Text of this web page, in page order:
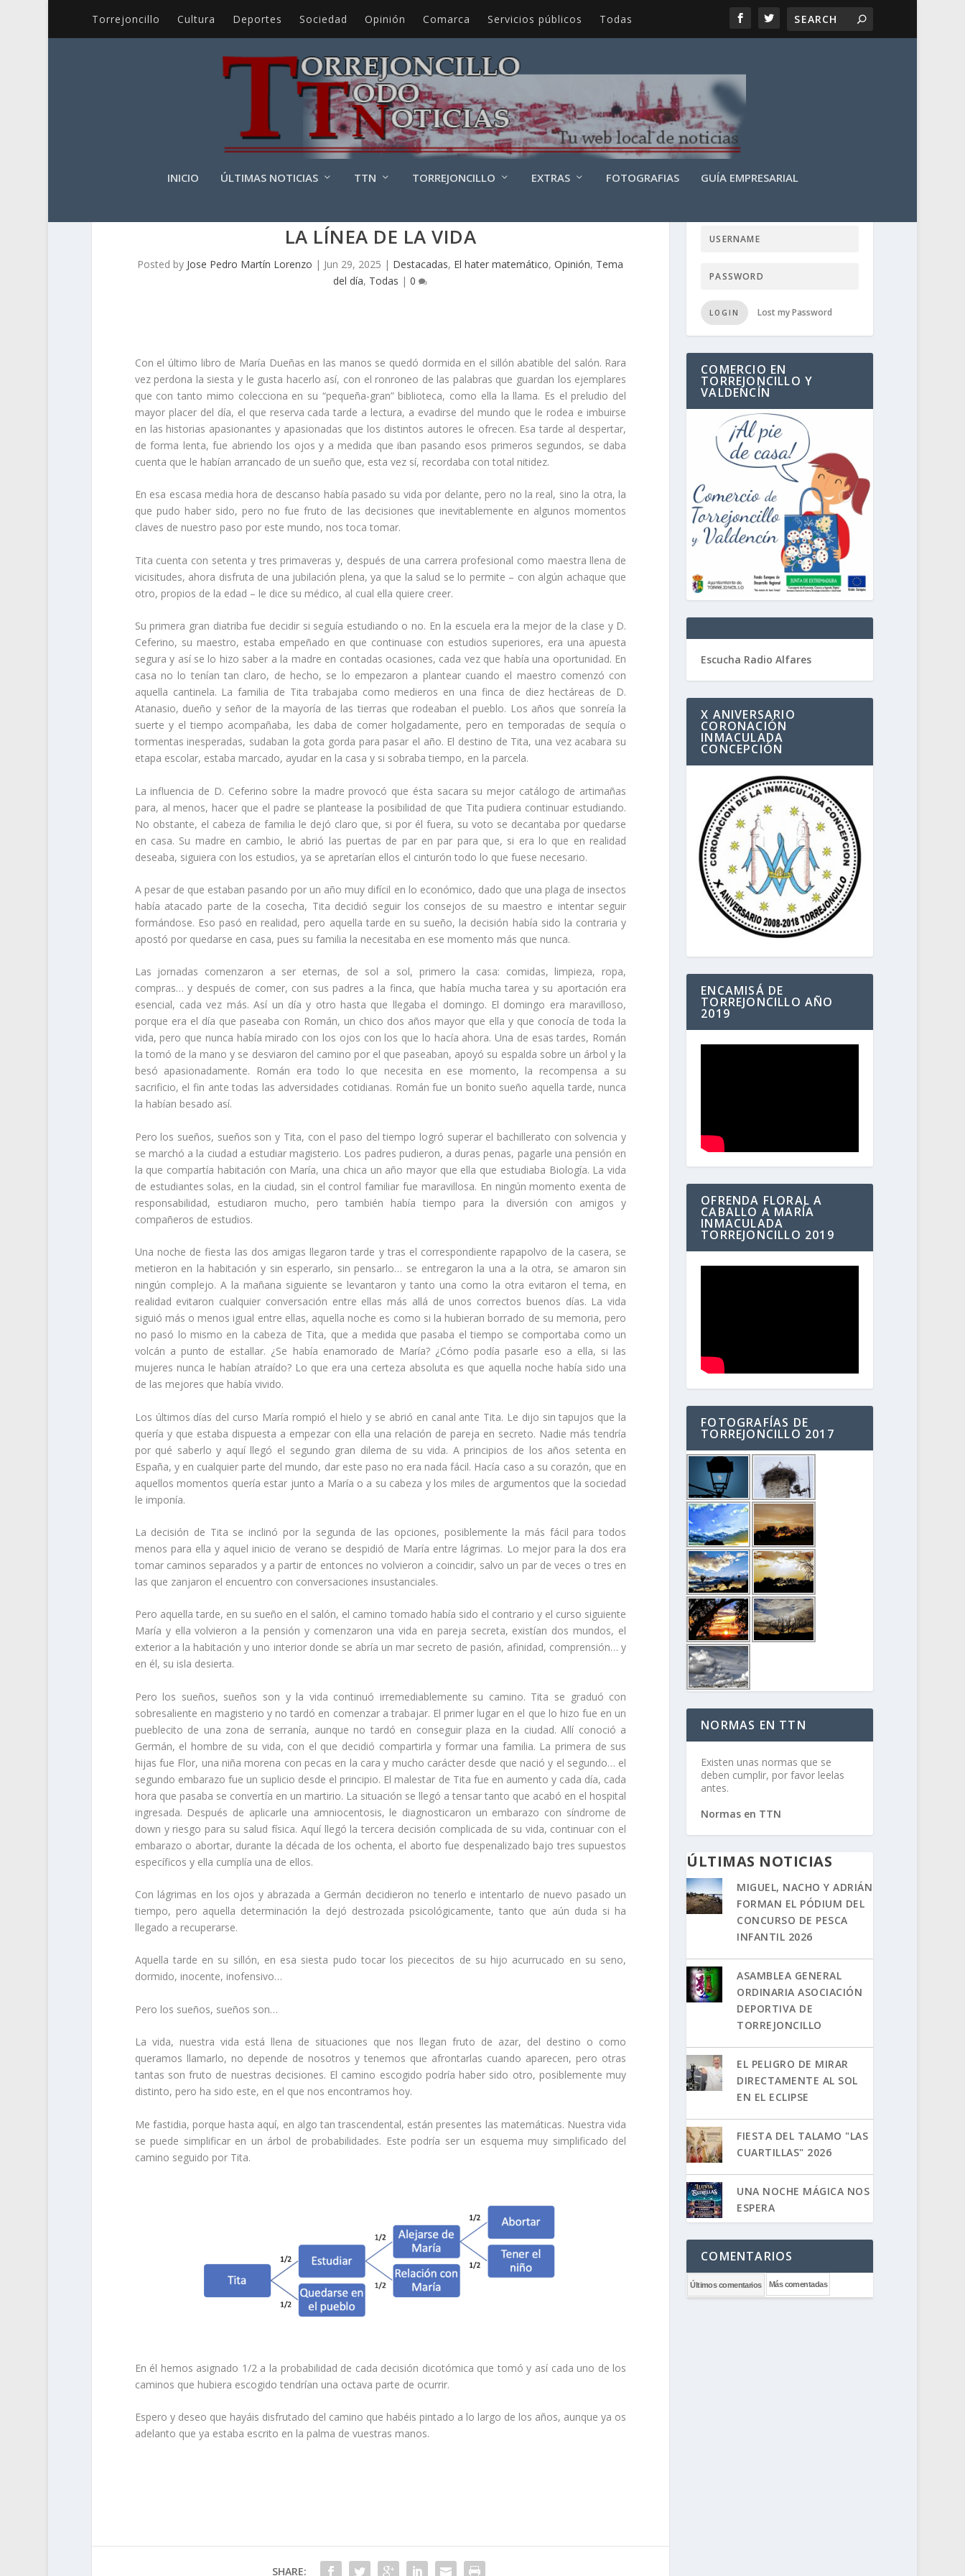
Torrejoncillo Cultura Deportes Sociedad Opinión Comarca Servicios públicos Todas
INICIO ÚLTIMAS NOTICIAS TTN TORREJONCILLO EXTRAS FOTOGRAFIAS GUÍA EMPRESARIAL
LA LÍNEA DE LA VIDA
Posted by Jose Pedro Martín Lorenzo | Jun 29, 2025 | Destacadas, El hater matemático,Opinión, Tema
del día, Todas |0
Con el último libro de María Dueñas en las manos se quedó dormida en el sillón abatible del salón. Rara
vez perdona la siesta y le gusta hacerlo así, con el ronroneo de las palabras que guardan los ejemplares
que con tanto mimo colecciona en su “pequeña-gran” biblioteca, como ella la llama. Es el preludio del
mayor placer del día, el que reserva cada tarde a lectura, a evadirse del mundo que le rodea e imbuirse
en las historias apasionantes y apasionadas que los distintos autores le ofrecen. Esa tarde al despertar,
de forma lenta, fue abriendo los ojos y a medida que iban pasando esos primeros segundos, se daba
cuenta que le habían arrancado de un sueño que, esta vez sí, recordaba con total nitidez.
En esa escasa media hora de descanso había pasado su vida por delante, pero no la real, sino la otra, la
que pudo haber sido, pero no fue fruto de las decisiones que inevitablemente en algunos momentos
claves de nuestro paso por este mundo, nos toca tomar.
Tita cuenta con setenta y tres primaveras y, después de una carrera profesional como maestra llena de
vicisitudes, ahora disfruta de una jubilación plena, ya que la salud se lo permite – con algún achaque que
otro, propios de la edad – le dice su médico, al cual ella quiere creer.
Su primera gran diatriba fue decidir si seguía estudiando o no. En la escuela era la mejor de la clase y D.
Ceferino, su maestro, estaba empeñado en que continuase con estudios superiores, era una apuesta
segura y así se lo hizo saber a la madre en contadas ocasiones, cada vez que había una oportunidad. En
casa no lo tenían tan claro, de hecho, se lo empezaron a plantear cuando el maestro comenzó con
aquella cantinela. La familia de Tita trabajaba como medieros en una finca de diez hectáreas de D.
Atanasio, dueño y señor de la mayoría de las tierras que rodeaban el pueblo. Los años que sonreía la
suerte y el tiempo acompañaba, les daba de comer holgadamente, pero en temporadas de sequía o
tormentas inesperadas, sudaban la gota gorda para pasar el año. El destino de Tita, una vez acabara su
etapa escolar, estaba marcado, ayudar en la casa y si sobraba tiempo, en la parcela.
La influencia de D. Ceferino sobre la madre provocó que ésta sacara su mejor catálogo de artimañas
para, al menos, hacer que el padre se plantease la posibilidad de que Tita pudiera continuar estudiando.
No obstante, el cabeza de familia le dejó claro que, si por él fuera, su voto se decantaba por quedarse
en casa. Su madre en cambio, le abrió las puertas de par en par para que, si era lo que en realidad
deseaba, siguiera con los estudios, ya se apretarían ellos el cinturón todo lo que fuese necesario.
A pesar de que estaban pasando por un año muy difícil en lo económico, dado que una plaga de insectos
había atacado parte de la cosecha, Tita decidió seguir los consejos de su maestro e intentar seguir
formándose. Eso pasó en realidad, pero aquella tarde en su sueño, la decisión había sido la contraria y
apostó por quedarse en casa, pues su familia la necesitaba en ese momento más que nunca.
Las jornadas comenzaron a ser eternas, de sol a sol, primero la casa: comidas, limpieza, ropa,
compras… y después de comer, con sus padres a la finca, que había mucha tarea y su aportación era
esencial, cada vez más. Así un día y otro hasta que llegaba el domingo. El domingo era maravilloso,
porque era el día que paseaba con Román, un chico dos años mayor que ella y que conocía de toda la
vida, pero que nunca había mirado con los ojos con los que lo hacía ahora. Una de esas tardes, Román
la tomó de la mano y se desviaron del camino por el que paseaban, apoyó su espalda sobre un árbol y la
besó apasionadamente. Román era todo lo que necesita en ese momento, la recompensa a su
sacrificio, el fin ante todas las adversidades cotidianas. Román fue un bonito sueño aquella tarde, nunca
la habían besado así.
Pero los sueños, sueños son y Tita, con el paso del tiempo logró superar el bachillerato con solvencia y
se marchó a la ciudad a estudiar magisterio. Los padres pudieron, a duras penas, pagarle una pensión en
la que compartía habitación con María, una chica un año mayor que ella que estudiaba Biología. La vida
de estudiantes solas, en la ciudad, sin el control familiar fue maravillosa. En ningún momento exenta de
responsabilidad, estudiaron mucho, pero también había tiempo para la diversión con amigos y
compañeros de estudios.
Una noche de fiesta las dos amigas llegaron tarde y tras el correspondiente rapapolvo de la casera, se
metieron en la habitación y sin esperarlo, sin pensarlo… se entregaron la una a la otra, se amaron sin
ningún complejo. A la mañana siguiente se levantaron y tanto una como la otra evitaron el tema, en
realidad evitaron cualquier conversación entre ellas más allá de unos correctos buenos días. La vida
siguió más o menos igual entre ellas, aquella noche es como si la hubieran borrado de su memoria, pero
no pasó lo mismo en la cabeza de Tita, que a medida que pasaba el tiempo se comportaba como un
volcán a punto de estallar. ¿Se había enamorado de María? ¿Cómo podía pasarle eso a ella, si las
mujeres nunca le habían atraído? Lo que era una certeza absoluta es que aquella noche había sido una
de las mejores que había vivido.
Los últimos días del curso María rompió el hielo y se abrió en canal ante Tita. Le dijo sin tapujos que la
quería y que estaba dispuesta a empezar con ella una relación de pareja en secreto. Nadie más tendría
por qué saberlo y aquí llegó el segundo gran dilema de su vida. A principios de los años setenta en
España, y en cualquier parte del mundo, dar este paso no era nada fácil. Hacía caso a su corazón, que en
aquellos momentos quería estar junto a María o a su cabeza y los miles de argumentos que la sociedad
le imponía.
La decisión de Tita se inclinó por la segunda de las opciones, posiblemente la más fácil para todos
menos para ella y aquel inicio de verano se despidió de María entre lágrimas. Lo mejor para la dos era
tomar caminos separados y a partir de entonces no volvieron a coincidir, salvo un par de veces o tres en
las que zanjaron el encuentro con conversaciones insustanciales.
Pero aquella tarde, en su sueño en el salón, el camino tomado había sido el contrario y el curso siguiente
María y ella volvieron a la pensión y comenzaron una vida en pareja secreta, existían dos mundos, el
exterior a la habitación y uno interior donde se abría un mar secreto de pasión, afinidad, comprensión… y
en él, su isla desierta.
Pero los sueños, sueños son y la vida continuó irremediablemente su camino. Tita se graduó con
sobresaliente en magisterio y no tardó en comenzar a trabajar. El primer lugar en el que lo hizo fue en un
pueblecito de una zona de serranía, aunque no tardó en conseguir plaza en la ciudad. Allí conoció a
Germán, el hombre de su vida, con el que decidió compartirla y formar una familia. La primera de sus
hijas fue Flor, una niña morena con pecas en la cara y mucho carácter desde que nació y el segundo… el
segundo embarazo fue un suplicio desde el principio. El malestar de Tita fue en aumento y cada día, cada
hora que pasaba se convertía en un martirio. La situación se llegó a tensar tanto que acabó en el hospital
ingresada. Después de aplicarle una amniocentosis, le diagnosticaron un embarazo con síndrome de
down y riesgo para su salud física. Aquí llegó la tercera decisión complicada de su vida, continuar con el
embarazo o abortar, durante la década de los ochenta, el aborto fue despenalizado bajo tres supuestos
específicos y ella cumplía una de ellos.
Con lágrimas en los ojos y abrazada a Germán decidieron no tenerlo e intentarlo de nuevo pasado un
tiempo, pero aquella determinación la dejó destrozada psicológicamente, tanto que aún duda si ha
llegado a recuperarse.
Aquella tarde en su sillón, en esa siesta pudo tocar los piececitos de su hijo acurrucado en su seno,
dormido, inocente, inofensivo…
Pero los sueños, sueños son…
La vida, nuestra vida está llena de situaciones que nos llegan fruto de azar, del destino o como
queramos llamarlo, no depende de nosotros y tenemos que afrontarlas cuando aparecen, pero otras
tantas son fruto de nuestras decisiones. El camino escogido podría haber sido otro, posiblemente muy
distinto, pero ha sido este, en el que nos encontramos hoy.
Me fastidia, porque hasta aquí, en algo tan trascendental, están presentes las matemáticas. Nuestra vida
se puede simplificar en un árbol de probabilidades. Este podría ser un esquema muy simplificado del
camino seguido por Tita.
En él hemos asignado 1/2 a la probabilidad de cada decisión dicotómica que tomó y así cada uno de los
caminos que hubiera escogido tendrían una octava parte de ocurrir.
Espero y deseo que hayáis disfrutado del camino que habéis pintado a lo largo de los años, aunque ya os
adelanto que ya estaba escrito en la palma de vuestras manos.
SHARE:
LOGIN Lost my Password
COMERCIO EN
TORREJONCILLO Y
VALDENCÍN
Escucha Radio Alfares
X ANIVERSARIO
CORONACIÓN
INMACULADA
CONCEPCIÓN
ENCAMISÁ DE
TORREJONCILLO AÑO
2019
OFRENDA FLORAL A
CABALLO A MARÍA
INMACULADA
TORREJONCILLO 2019
FOTOGRAFÍAS DE
TORREJONCILLO 2017
NORMAS EN TTN
Existen unas normas que se
deben cumplir, por favor leelas
antes.
Normas en TTN
ÚLTIMAS NOTICIAS
MIGUEL, NACHO Y ADRIÁN
FORMAN EL PÓDIUM DEL
CONCURSO DE PESCA
INFANTIL 2026
ASAMBLEA GENERAL
ORDINARIA ASOCIACIÓN
DEPORTIVA DE
TORREJONCILLO
EL PELIGRO DE MIRAR
DIRECTAMENTE AL SOL
EN EL ECLIPSE
FIESTA DEL TALAMO "LAS
CUARTILLAS" 2026
UNA NOCHE MÁGICA NOS
ESPERA
COMENTARIOS
Últimos comentarios Más comentadas